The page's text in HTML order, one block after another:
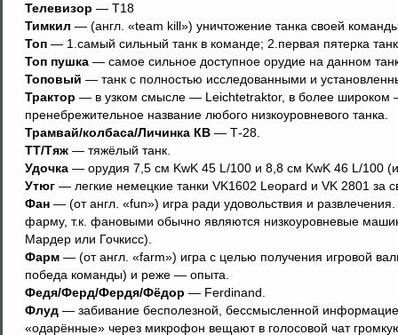
Телевизор — Т18
Тимкил — (англ. «team kill») уничтожение танка своей
Топ — 1.самый сильный танк в команде; 2.первая пятерка
Топ пушка — самое сильное доступное орудие на данном
Топовый — танк с полностью исследованными и
Трактор — в узком смысле — Leichtetraktor, в более
пренебрежительное название любого низкоуровневого танка.
Трамвай/колбаса/Личинка КВ — Т-28.
ТТ/Тяж — тяжёлый танк.
Удочка — орудия 7,5 см KwK 45 L/100 и 8,8 см KwK 46 L/100
Утюг — легкие немецкие танки VK1602 Leopard и VK 2801 за
Фан — (от англ. «fun») игра ради удовольствия и
фарму, т.к. фановыми обычно являются низкоуровневые
Мардер или Гочкисс).
Фарм — (от англ. «farm») игра с целью получения игровой
победа команды) и реже — опыта.
Федя/Ферд/Фердя/Фёдор — Ferdinand.
Флуд — забивание бесполезной, бессмысленной
«одарённые» через микрофон вещают в голосовой чат